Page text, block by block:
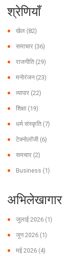
श्रेणियाँ
खेल (82)
समाचार (36)
राजनीति (29)
मनोरंजन (23)
व्यापार (22)
शिक्षा (19)
धर्म संस्कृति (7)
टेक्नोलॉजी (6)
समचार (2)
Business (1)
अभिलेखागार
जुलाई 2026 (1)
जून 2026 (1)
मई 2026 (4)